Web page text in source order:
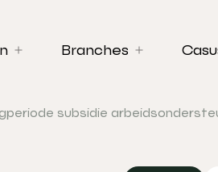
Branches
subsidie